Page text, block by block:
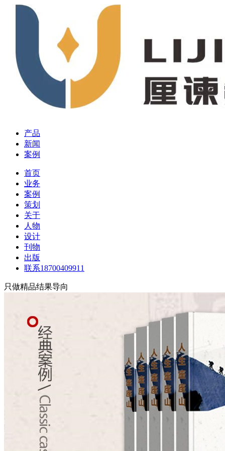
产品
新闻
案例
首页
业务
案例
策划
关于
人物
设计
刊物
出版
联系18700409911
只做精品结果导向